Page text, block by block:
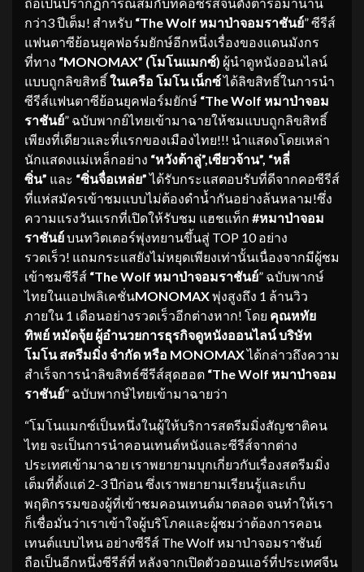
กว่า3 ปีเต็ม! สำหรับ “The Wolf หมาป่าจอมราชันย์” ซีรีส์
แฟนตาซีย้อนยุคฟอร์มยักษ์อีกหนึ่งเรื่องของแดนมังกร
ที่ทาง “MONOMAX” (โมโนแมกซ์) ผู้นำดูหนังออนไลน์
แบบถูกลิขสิทธิ์ในเครือ โมโน เน็กซ์ได้ลิขสิทธิ์ในการนำ
ซีรีส์แฟนตาซีย้อนยุคฟอร์มยักษ์ “The Wolf หมาป่าจอม
ราชันย์” ฉบับพากย์ไทยเข้ามาฉายให้ชมแบบถูกลิขสิทธิ์
เพียงที่เดียวและที่แรกของเมืองไทย!!! นำแสดงโดยเหล่า
นักแสดงแม่เหล็กอย่าง “หวังต้าลู่”,เซียวจ้าน”, “หลี่
ซิ่น” และ “ซิ่นจื่อเหล่ย”ได้รับกระแสตอบรับที่ดีจากคอซีรีส์
ที่แห่สมัครเข้าชมแบบไม่ต้องดำน้ำกันอย่างล้นหลาม!ซึ่ง
ความแรงวันแรกที่เปิดให้รับชม แฮชแท็ก #หมาป่าจอม
ราชันย์บนทวิตเตอร์พุ่งทยานขึ้นสู่ TOP 10 อย่าง
รวดเร็ว! แถมกระแสยังไม่หยุดเพียงเท่านั้นเนื่องจากมีผู้ชม
เข้าชมซีรีส์ “The Wolf หมาป่าจอมราชันย์” ฉบับพากษ์
ไทยในแอปพลิเคชั่นMONOMAXพุ่งสูงถึง 1 ล้านวิว
ภายใน 1 เดือนอย่างรวดเร็วอีกต่างหาก! โดย คุณหทัย
ทิพย์ หมัดจุ้ย ผู้อำนวยการธุรกิจดูหนังออนไลน์ บริษัท
โมโน สตรีมมิ่ง จำกัด หรือ MONOMAXได้กล่าวถึงความ
สำเร็จการนำลิขสิทธ์ซีรีส์สุดฮอต “The Wolf หมาป่าจอม
ราชันย์” ฉบับพากษ์ไทยเข้ามาฉายว่า
“โมโนแมกซ์เป็นหนึ่งในผู้ให้บริการสตรีมมิ่งสัญชาติคน
ไทย จะเป็นการนำคอนเทนต์หนังและซีรีส์จากต่าง
ประเทศเข้ามาฉาย เราพยายามบุกเกี่ยวกับเรื่องสตรีมมิ่ง
เต็มที่ตั้งแต่ 2-3 ปีก่อน ซึ่งเราพยายามเรียนรู้และเก็บ
พฤติกรรมของผู้ที่เข้าชมคอนเทนต์มาตลอด จนทำให้เรา
ก็เชื่อมั่นว่าเราเข้าใจผู้บริโภคและผู้ชมว่าต้องการคอน
เทนต์แบบไหน อย่างซีรีส์ The Wolf หมาป่าจอมราชันย์
ถือเป็นอีกหนึ่งซีรีส์ที่ หลังจากเปิดตัวออนแอร์ที่ประเทศจีน